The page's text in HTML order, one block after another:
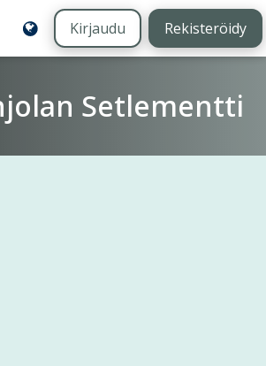
Kirjaudu Rekisteröidy
Setlementti